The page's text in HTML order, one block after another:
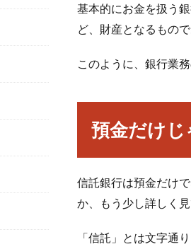
基本的にお金を扱う
ど、財産となるもの
このように、銀行業
預金だけじ
信託銀行は預金だけ
か、もう少し詳しく見
「信託」とは文字通